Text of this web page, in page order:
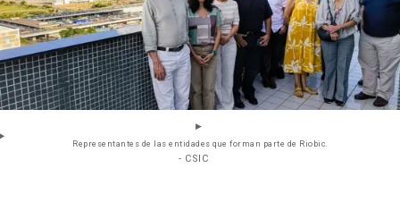
Representantes de las entidades que forman parte de Riobic.
- CSIC